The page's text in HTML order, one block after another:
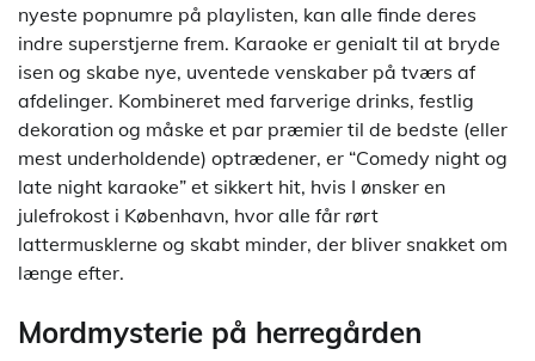
nyeste popnumre på playlisten, kan alle finde deres
indre superstjerne frem. Karaoke er genialt til at bryde
isen og skabe nye, uventede venskaber på tværs af
afdelinger. Kombineret med farverige drinks, festlig
dekoration og måske et par præmier til de bedste (eller
mest underholdende) optrædener, er “Comedy night og
late night karaoke” et sikkert hit, hvis I ønsker en
julefrokost i København, hvor alle får rørt
lattermusklerne og skabt minder, der bliver snakket om
længe efter.
Mordmysterie på herregården